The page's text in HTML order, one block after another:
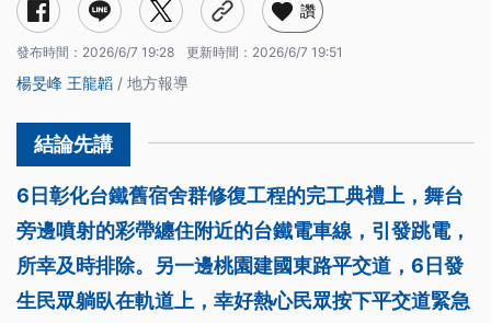
讚
發布時間： 2026/6/7 19:28 更新時間： 2026/6/7 19:51
楊旻峰 王龍韜 / 地方報導
6日彰化台鐵舊宿舍群修復工程的完工典禮上，舞台
旁邊噴射的彩帶纏住附近的台鐵電車線，引發跳電，
所幸及時排除。另一邊桃園建國東路平交道，6日發
生民眾躺臥在軌道上，幸好熱心民眾按下平交道緊急